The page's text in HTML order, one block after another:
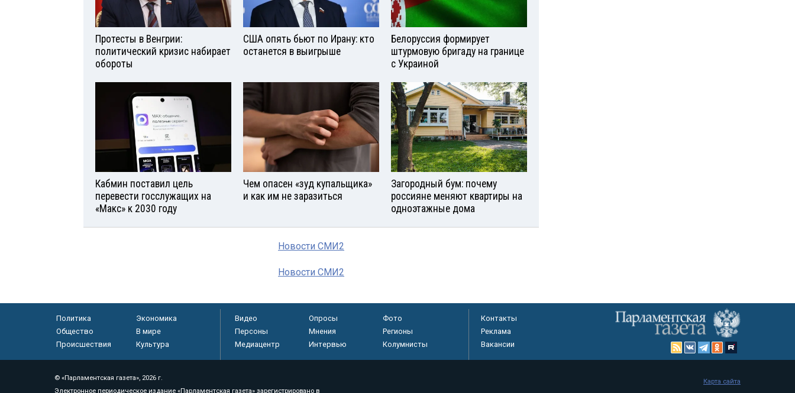
Протесты в Венгрии:
политический кризис набирает
обороты
США опять бьют по Ирану: кто
останется в выигрыше
Белоруссия формирует
штурмовую бригаду на границе
с Украиной
Кабмин поставил цель
перевести госслужащих на
«Макс» к 2030 году
Чем опасен «зуд купальщика»
и как им не заразиться
Загородный бум: почему
россияне меняют квартиры на
одноэтажные дома
Новости СМИ2
Новости СМИ2
Политика
Экономика
Общество
В мире
Происшествия
Культура
Видео Опросы
Фото
Персоны
Мнения
Регионы
Медиацентр
Интервью Колумнисты
Контакты
Реклама
Вакансии
© «Парламентская газета», 2026 г.
Электронное периодическое издание «Парламентская газета» зарегистрировано в
Карта сайта